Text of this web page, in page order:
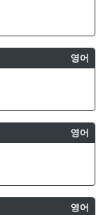
영어
영어
영어